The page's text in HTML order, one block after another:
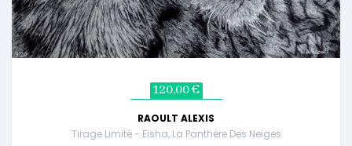
120,00 €
RAOULT ALEXIS
Tirage Limité - Eisha, La Panthère Des Neiges